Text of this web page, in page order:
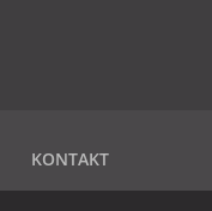
KONTAKT